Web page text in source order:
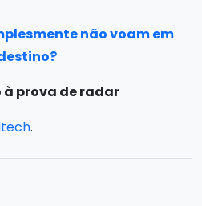
não voam em
à prova de radar
.